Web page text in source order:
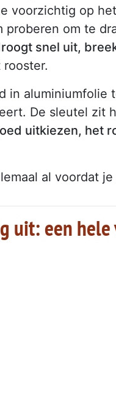
voorzichtig op
proberen om te
snel uit,
in
De sleutel zit
uitkiezen, het
al voordat
uit: een